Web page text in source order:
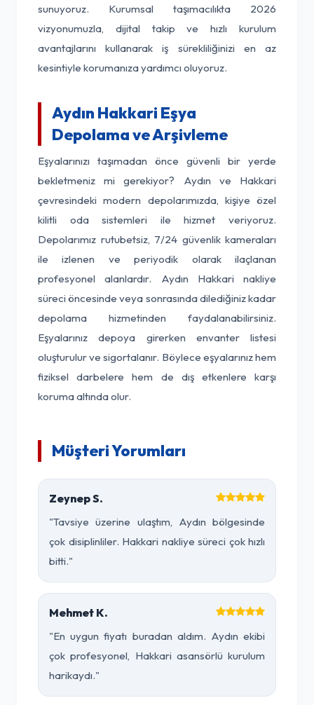
sunuyoruz. Kurumsal taşımacılıkta 2026
vizyonumuzla, dijital takip ve hızlı kurulum
avantajlarını kullanarak iş sürekliliğinizi en az
kesintiyle korumanıza yardımcı oluyoruz.
Aydın Hakkari Eşya
Depolama ve Arşivleme
Eşyalarınızı taşımadan önce güvenli bir yerde
bekletmeniz mi gerekiyor? Aydın ve Hakkari
çevresindeki modern depolarımızda, kişiye özel
kilitli oda sistemleri ile hizmet veriyoruz.
Depolarımız rutubetsiz, 7/24 güvenlik kameraları
ile izlenen ve periyodik olarak ilaçlanan
profesyonel alanlardır. Aydın Hakkari nakliye
süreci öncesinde veya sonrasında dilediğiniz kadar
depolama hizmetinden faydalanabilirsiniz.
Eşyalarınız depoya girerken envanter listesi
oluşturulur ve sigortalanır. Böylece eşyalarınız hem
fiziksel darbelere hem de dış etkenlere karşı
koruma altında olur.
Müşteri Yorumları
Zeynep S.
"Tavsiye üzerine ulaştım, Aydın bölgesinde
çok disiplinliler. Hakkari nakliye süreci çok hızlı
bitti."
Mehmet K.
"En uygun fiyatı buradan aldım. Aydın ekibi
çok profesyonel, Hakkari asansörlü kurulum
harikaydı."